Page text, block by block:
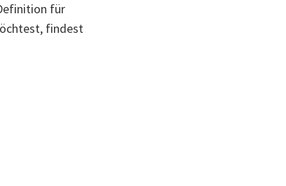
für
findest